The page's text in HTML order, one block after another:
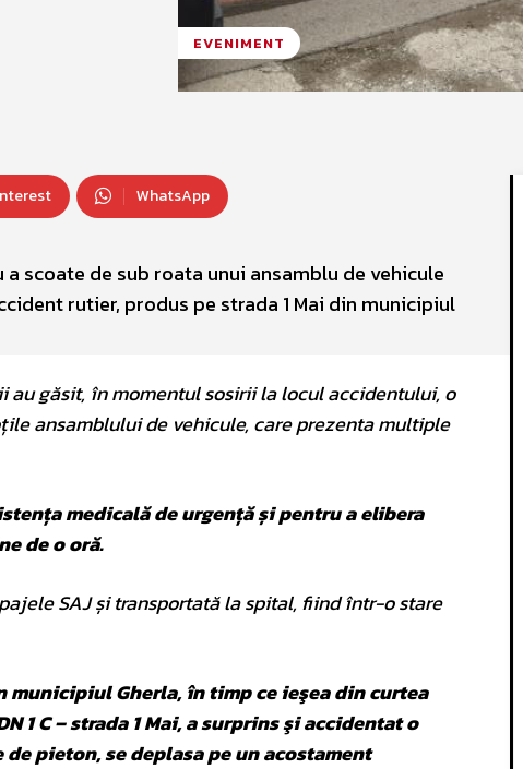
EVENIMENT
WhatsApp
scoate de sub roata unui ansamblu de vehicule
rutier, produs pe strada 1 Mai din municipiul
au găsit, în momentul sosirii la locul accidentului, o
ansamblului de vehicule, care prezenta multiple
medicală de urgență și pentru a elibera
de o oră.
SAJ și transportată la spital, fiind într-o stare
Gherla, în timp ce ieşea din curtea
C – strada 1 Mai, a surprins şi accidentat o
pieton, se deplasa pe un acostament